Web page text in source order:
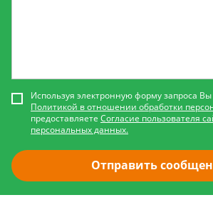
Отправить
Используя электронную форму запроса
Политикой в отношении обработки
предоставляете Согласие пользователя
персональных данных.